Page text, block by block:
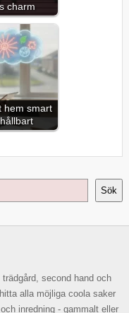
charm
hem smart
Sök
second hand och
alla möjliga coola saker
inredning - gammalt eller